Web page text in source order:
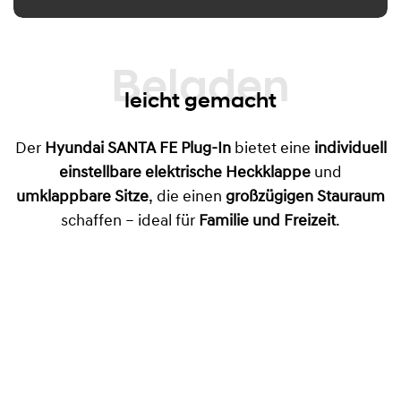
Beladen
leicht gemacht
Der Hyundai SANTA FE Plug-Inbietet eine individuell
einstellbare elektrische Heckklappe und
umklappbare Sitze, die einen großzügigen Stauraum
schaffen – ideal für Familie und Freizeit.